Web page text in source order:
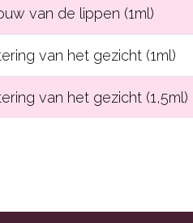
van de lippen (1ml)
van het gezicht (1ml)
van het gezicht (1,5ml)